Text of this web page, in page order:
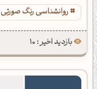
روانشناسی رنگ صورتی
بازدید اخیر : 10